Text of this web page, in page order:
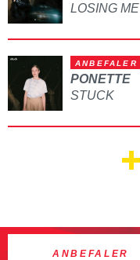
LOSING ME
ANBEFALER
PONETTE
STUCK
ANBEFALER